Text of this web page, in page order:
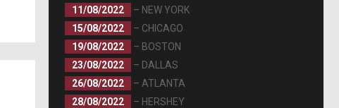
11/08/2022
– NEW YORK
15/08/2022
– CHICAGO
19/08/2022
– BOSTON
23/08/2022
– DALLAS
26/08/2022
– ATLANTA
28/08/2022
– HERSHEY